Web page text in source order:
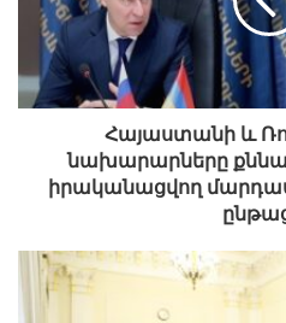
Հայաստանի և
նախարարները
իրականացվող